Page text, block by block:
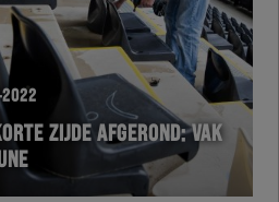
ZIJDE AFGEROND: VAK